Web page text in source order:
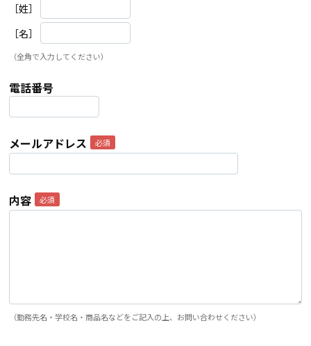
［姓］
［名］
（全角で入力してください）
電話番号
メールアドレス
内容
（勤務先名・学校名・商品名などをご記入の上、お問い合わせください）